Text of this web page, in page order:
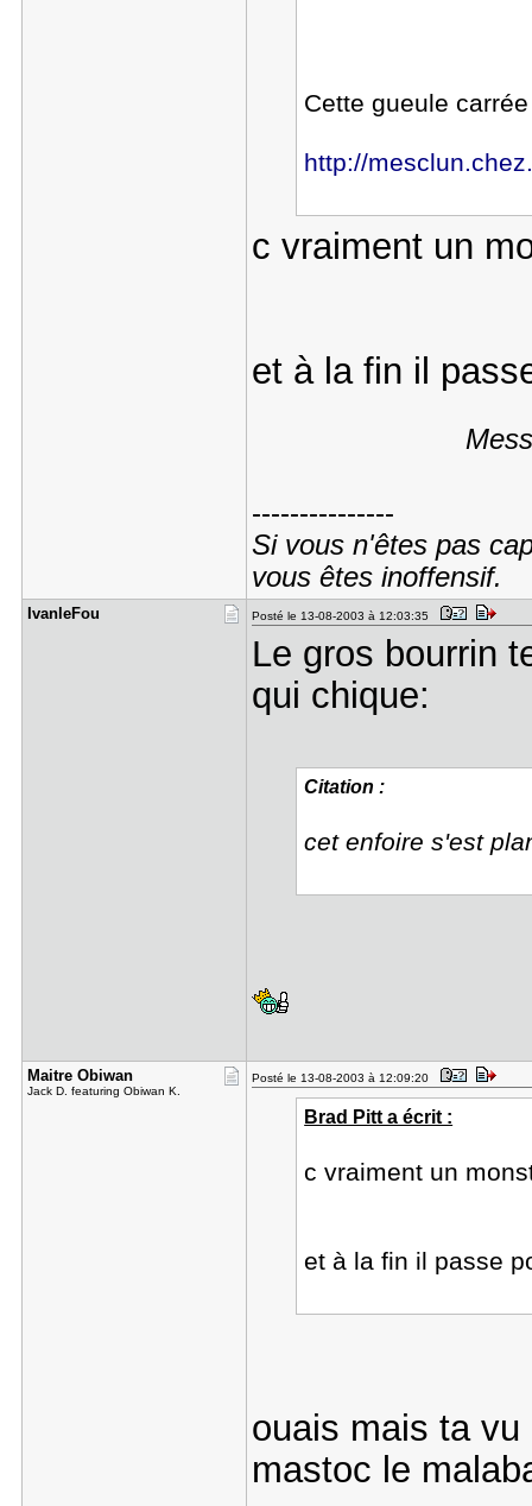
Cette gueule
http://
c vraiment un
et à la fin il
---------------
Si vous n'êtes pas
vous êtes inoffensif.
IvanleFou Posté le 13-08-2003 à 12:03:35
Le gros bourrin
qui chique:
Citation :
cet enfoire s'est
Maitre Obi​wan
Jack D. featuring Obiwan K.
Posté le 13-08-2003 à 12:09:20
Brad Pitt a écrit :
c vraiment un
et à la fin il passe
ouais mais ta
mastoc le